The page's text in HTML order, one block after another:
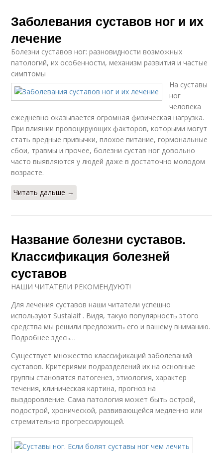
Заболевания суставов ног и их
лечение
Болезни суставов ног: разновидности возможных
патологий, их особенности, механизм развития и частые
симптомы
На суставы
ног
человека
ежедневно оказывается огромная физическая нагрузка.
При влиянии провоцирующих факторов, которыми могут
стать вредные привычки, плохое питание, гормональные
сбои, травмы и прочее, болезни сустав ног довольно
часто выявляются у людей даже в достаточно молодом
возрасте.
Читать дальше →
Название болезни суставов.
Классификация болезней
суставов
НАШИ ЧИТАТЕЛИ РЕКОМЕНДУЮТ!
Для лечения суставов наши читатели успешно
используют Sustalaif . Видя, такую популярность этого
средства мы решили предложить его и вашему вниманию.
Подробнее здесь…
Существует множество классификаций заболеваний
суставов. Критериями подразделений их на основные
группы становятся патогенез, этиология, характер
течения, клиническая картина, прогноз на
выздоровление. Сама патология может быть острой,
подострой, хронической, развивающейся медленно или
стремительно прогрессирующей.